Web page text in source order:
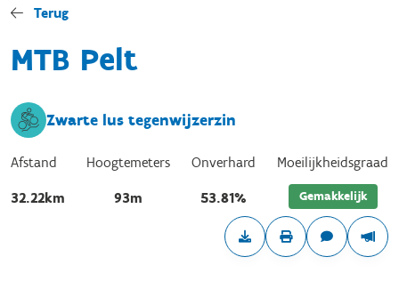
Terug
MTB Pelt
Zwarte lus tegenwijzerzin
Afstand
32.22km
Hoogtemeters
93m
Onverhard
53.81%
Moeilijkheidsgraad
Gemakkelijk